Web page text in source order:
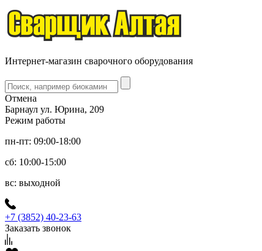
Интернет-магазин сварочного оборудования
Отмена
Барнаул ул. Юрина, 209
Режим работы
пн-пт: 09:00-18:00
сб: 10:00-15:00
вс: выходной
+7 (3852) 40-23-63
Заказать звонок